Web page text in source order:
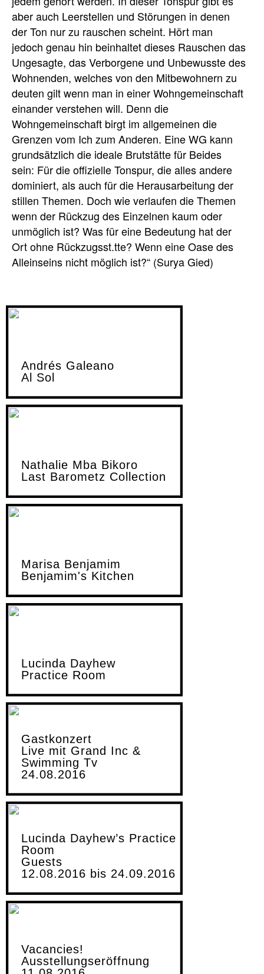
aber auch Leerstellen und Störungen in denen
der Ton nur zu rauschen scheint. Hört man
jedoch genau hin beinhaltet dieses Rauschen das
Ungesagte, das Verborgene und Unbewusste des
Wohnenden, welches von den Mitbewohnern zu
deuten gilt wenn man in einer Wohngemeinschaft
einander verstehen will. Denn die
Wohngemeinschaft birgt im allgemeinen die
Grenzen vom Ich zum Anderen. Eine WG kann
grundsätzlich die ideale Brutstätte für Beides
sein: Für die offizielle Tonspur, die alles andere
dominiert, als auch für die Herausarbeitung der
stillen Themen. Doch wie verlaufen die Themen
wenn der Rückzug des Einzelnen kaum oder
unmöglich ist? Was für eine Bedeutung hat der
Ort ohne Rückzugsst.tte? Wenn eine Oase des
Alleinseins nicht möglich ist?“ (Surya Gied)
Andrés Galeano
Al Sol
Nathalie Mba Bikoro
Last Barometz Collection
Marisa Benjamim
Benjamim's Kitchen
Lucinda Dayhew
Practice Room
Gastkonzert
Live mit Grand Inc &
Swimming Tv
24.08.2016
Lucinda Dayhew’s Practice
Room
Guests
12.08.2016 bis 24.09.2016
Vacancies!
Ausstellungseröffnung